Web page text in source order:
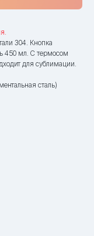
304. Кнопка
450 мл. С термосом
для сублимации.
сталь)